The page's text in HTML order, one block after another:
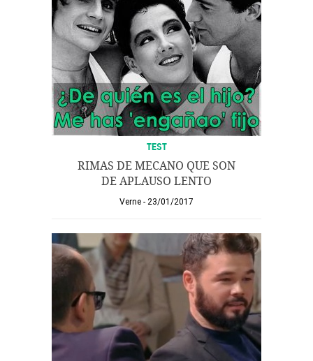
TEST
RIMAS DE MECANO QUE SON
DE APLAUSO LENTO
Verne 23/01/2017